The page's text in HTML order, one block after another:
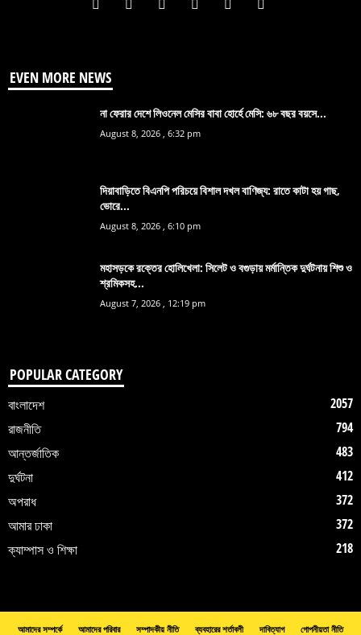
EVEN MORE NEWS
না ফেরার দেশে লিওনেল মেসির বাবা হোর্হে মেসি: ৬৮ বছর বয়সে...
August 8, 2026 , 6:32 pm
দিয়াবাড়িতে বিএনপি পরিচয়ে বিশাল দখল বাণিজ্য: রাতে কাটা হয় গাছ,
ভোরে...
August 8, 2026 , 6:10 pm
মহাসড়কে রক্তের হোলিখেলা: সিলেট ও বগুড়ায় মর্মান্তিক দুর্ঘটনায় শিশু ও
শ্রমিকসহ...
August 7, 2026 , 12:19 pm
POPULAR CATEGORY
বাংলাদেশ
2057
রাজনীতি
794
আন্তর্জাতিক
483
দুর্ঘটনা
412
অপরাধ
372
আমার ঢাকা
372
ক্যাম্পাস ও শিক্ষা
218
আমাদের সম্পর্কে আমাদের পরিবার সম্পাদকীয় নীতি ব্যবহারের শর্তাবলী দাবিত্যাগ
গোপনীয়তা নীতি